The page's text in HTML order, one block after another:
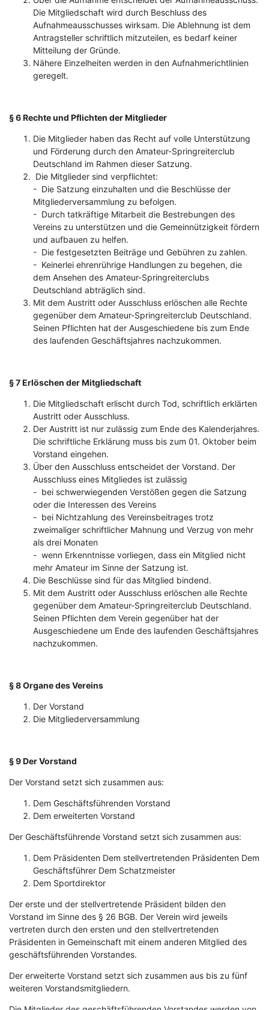
Die Mitgliedschaft wird durch Beschluss des
Aufnahmeausschusses wirksam. Die Ablehnung ist dem
Antragsteller schriftlich mitzuteilen, es bedarf keiner
Mitteilung der Gründe.
Nähere Einzelheiten werden in den Aufnahmerichtlinien
geregelt.
§ 6 Rechte und Pflichten der Mitglieder
Die Mitglieder haben das Recht auf volle Unterstützung
und Förderung durch den Amateur-Springreiterclub
Deutschland im Rahmen dieser Satzung.
Die Mitglieder sind verpflichtet:
- Die Satzung einzuhalten und die Beschlüsse der
Mitgliederversammlung zu befolgen.
- Durch tatkräftige Mitarbeit die Bestrebungen des
Vereins zu unterstützen und die Gemeinnützigkeit fördern
und aufbauen zu helfen.
- Die festgesetzten Beiträge und Gebühren zu zahlen.
- Keinerlei ehrenrührige Handlungen zu begehen, die
dem Ansehen des Amateur-Springreiterclubs
Deutschland abträglich sind.
Mit dem Austritt oder Ausschluss erlöschen alle Rechte
gegenüber dem Amateur-Springreiterclub Deutschland.
Seinen Pflichten hat der Ausgeschiedene bis zum Ende
des laufenden Geschäftsjahres nachzukommen.
§ 7 Erlöschen der Mitgliedschaft
Die Mitgliedschaft erlischt durch Tod, schriftlich erklärten
Austritt oder Ausschluss.
Der Austritt ist nur zulässig zum Ende des Kalenderjahres.
Die schriftliche Erklärung muss bis zum 01. Oktober beim
Vorstand eingehen.
Über den Ausschluss entscheidet der Vorstand. Der
Ausschluss eines Mitgliedes ist zulässig
- bei schwerwiegenden Verstößen gegen die Satzung
oder die Interessen des Vereins
- bei Nichtzahlung des Vereinsbeitrages trotz
zweimaliger schriftlicher Mahnung und Verzug von mehr
als drei Monaten
- wenn Erkenntnisse vorliegen, dass ein Mitglied nicht
mehr Amateur im Sinne der Satzung ist.
Die Beschlüsse sind für das Mitglied bindend.
Mit dem Austritt oder Ausschluss erlöschen alle Rechte
gegenüber dem Amateur-Springreiterclub Deutschland.
Seinen Pflichten dem Verein gegenüber hat der
Ausgeschiedene um Ende des laufenden Geschäftsjahres
nachzukommen.
§ 8 Organe des Vereins
Der Vorstand
Die Mitgliederversammlung
§ 9 Der Vorstand
Der Vorstand setzt sich zusammen aus:
Dem Geschäftsführenden Vorstand
Dem erweiterten Vorstand
Der Geschäftsführende Vorstand setzt sich zusammen aus:
Dem Präsidenten Dem stellvertretenden Präsidenten Dem
Geschäftsführer Dem Schatzmeister
Dem Sportdirektor
Der erste und der stellvertretende Präsident bilden den
Vorstand im Sinne des § 26 BGB. Der Verein wird jeweils
vertreten durch den ersten und den stellvertretenden
Präsidenten in Gemeinschaft mit einem anderen Mitglied des
geschäftsführenden Vorstandes.
Der erweiterte Vorstand setzt sich zusammen aus bis zu fünf
weiteren Vorstandsmitgliedern.